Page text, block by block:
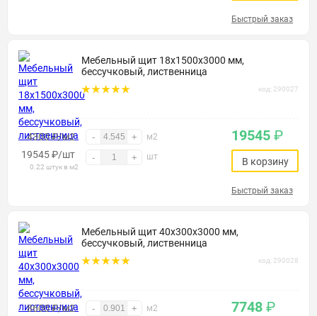
Быстрый заказ
Мебельный щит 18х1500х3000 мм,
бессучковый, лиственница
код: 290027
4300 ₽/м2 - + м2
19545₽/шт
0.22 штук в м2
- + шт
19545 ₽
В корзину
Быстрый заказ
Мебельный щит 40х300х3000 мм,
бессучковый, лиственница
код: 290028
8600 ₽/м2 - + м2 7748 ₽